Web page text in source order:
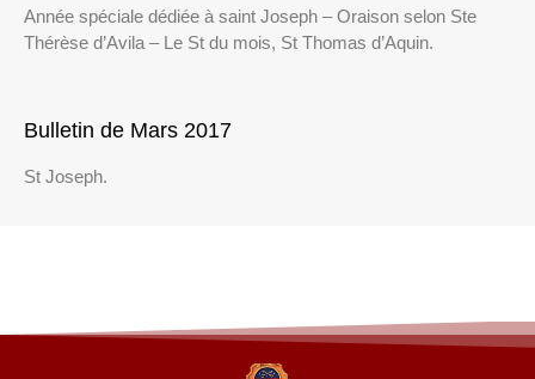
Année spéciale dédiée à saint Joseph – Oraison selon Ste
Thérèse d’Avila – Le St du mois, St Thomas d’Aquin.
Bulletin de Mars 2017
St Joseph.